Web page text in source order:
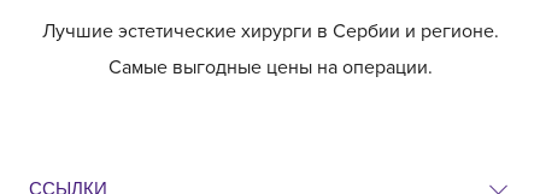
Лучшие эстетические хирурги в Сербии и регионе.
Самые выгодные цены на операции.
ССЫЛКИ